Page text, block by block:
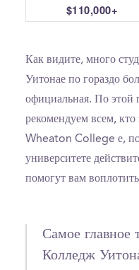
$110,000+
Как видите, много
Уитонае по гораздо
официальная. По этой
рекомендуем всем, кто
Wheaton College е,
университете
помогут вам
Самое главное
Колледж